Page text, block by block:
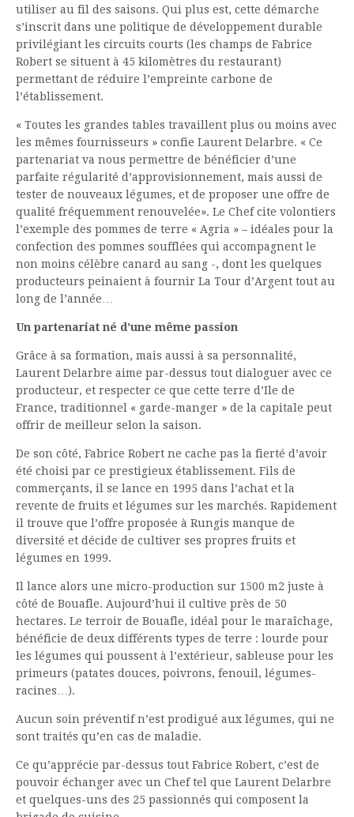
utiliser au fil des saisons. Qui plus est, cette démarche
s’inscrit dans une politique de développement durable
privilégiant les circuits courts (les champs de Fabrice
Robert se situent à 45 kilomètres du restaurant)
permettant de réduire l’empreinte carbone de
l’établissement.
« Toutes les grandes tables travaillent plus ou moins avec
les mêmes fournisseurs » confie Laurent Delarbre. « Ce
partenariat va nous permettre de bénéficier d’une
parfaite régularité d’approvisionnement, mais aussi de
tester de nouveaux légumes, et de proposer une offre de
qualité fréquemment renouvelée». Le Chef cite volontiers
l’exemple des pommes de terre « Agria » – idéales pour la
confection des pommes soufflées qui accompagnent le
non moins célèbre canard au sang -, dont les quelques
producteurs peinaient à fournir La Tour d’Argent tout au
long de l’année…
Un partenariat né d’une même passion
Grâce à sa formation, mais aussi à sa personnalité,
Laurent Delarbre aime par-dessus tout dialoguer avec ce
producteur, et respecter ce que cette terre d’Ile de
France, traditionnel « garde-manger » de la capitale peut
offrir de meilleur selon la saison.
De son côté, Fabrice Robert ne cache pas la fierté d’avoir
été choisi par ce prestigieux établissement. Fils de
commerçants, il se lance en 1995 dans l’achat et la
revente de fruits et légumes sur les marchés. Rapidement
il trouve que l’offre proposée à Rungis manque de
diversité et décide de cultiver ses propres fruits et
légumes en 1999.
Il lance alors une micro-production sur 1500 m2 juste à
côté de Bouafle. Aujourd’hui il cultive près de 50
hectares. Le terroir de Bouafle, idéal pour le maraîchage,
bénéficie de deux différents types de terre : lourde pour
les légumes qui poussent à l’extérieur, sableuse pour les
primeurs (patates douces, poivrons, fenouil, légumes-
racines…).
Aucun soin préventif n’est prodigué aux légumes, qui ne
sont traités qu’en cas de maladie.
Ce qu’apprécie par-dessus tout Fabrice Robert, c’est de
pouvoir échanger avec un Chef tel que Laurent Delarbre
et quelques-uns des 25 passionnés qui composent la